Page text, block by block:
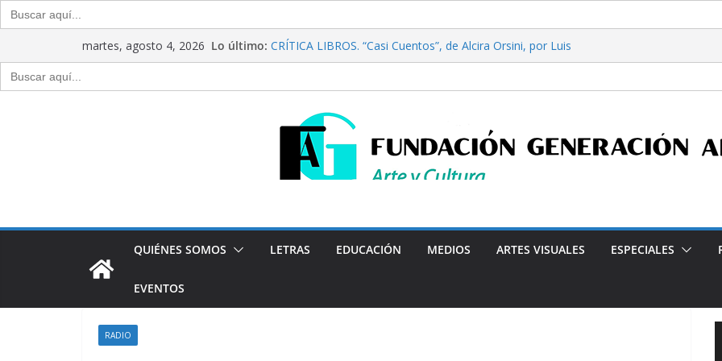
Buscar:
al
contenido
martes, agosto 4, 2026 Lo último: CRÍTICA LIBROS. “Casi Cuentos”, de Alcira Orsini, por Luis
Raúl Calvo y Nora Patricia Nardo
Generación Abierta en Radio: Emisión N° 972, Lunes 03 de
Agosto de 2026
“Crónicas Barriales”, Emisión N°175, Sábado 01 de Agosto de
Generación Abierta en Radio: Emisión N° 971, Lunes 27 de
Julio de 2026
Buscar:
QUIÉNES SOMOS LETRAS EDUCACIÓN MEDIOS ARTES VISUALES ESPECIALES
EVENTOS
RADIO